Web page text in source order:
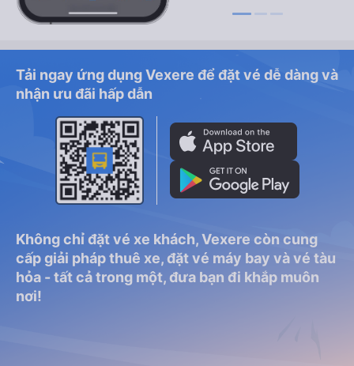
Tải ngay ứng dụng Vexere để đặt vé dễ dàng và
nhận ưu đãi hấp dẫn
Không chỉ đặt vé xe khách, Vexere còn cung
cấp giải pháp thuê xe, đặt vé máy bay và vé tàu
hỏa - tất cả trong một, đưa bạn đi khắp muôn
nơi!